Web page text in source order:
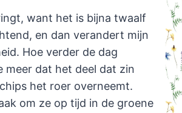
want het is bijna twaalf
en dan verandert mijn
Hoe verder de dag
meer dat het deel dat zin
het roer overneemt.
om ze op tijd in de groene